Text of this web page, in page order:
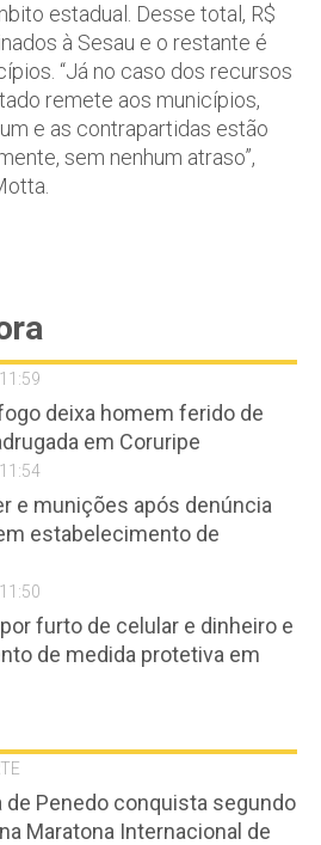
estadual. Desse total, R$
à Sesau e o restante é
“Já no caso dos recursos
remete aos municípios,
e as contrapartidas estão
sem nenhum atraso”,
deixa homem ferido de
em Coruripe
e munições após denúncia
estabelecimento de
furto de celular e dinheiro e
de medida protetiva em
de Penedo conquista segundo
Maratona Internacional de